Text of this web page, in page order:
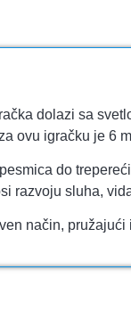
dolazi sa
ovu igračku je 6
do
razvoju sluha,
način,